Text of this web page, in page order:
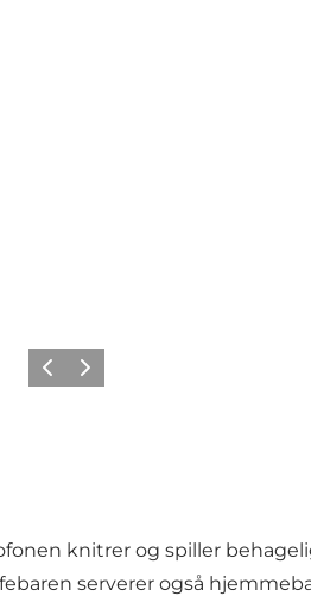
ForrigeNæste
knitrer og spiller
serverer også